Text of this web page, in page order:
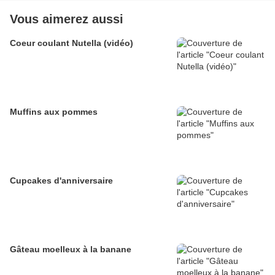
Vous aimerez aussi
Coeur coulant Nutella (vidéo)
Muffins aux pommes
Cupcakes d'anniversaire
Gâteau moelleux à la banane